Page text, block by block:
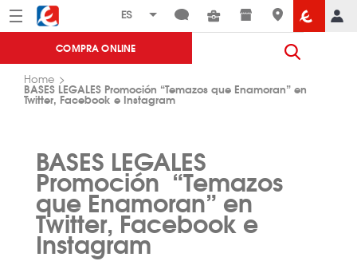
Menú Eroski
COMPRA ONLINE
Home
BASES LEGALES Promoción “Temazos que Enamoran” en
Twitter, Facebook e Instagram
BASES LEGALES
Promoción“Temazos
que Enamoran”en
Twitter, Facebook e
Instagram